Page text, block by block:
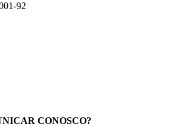
92
CONOSCO?